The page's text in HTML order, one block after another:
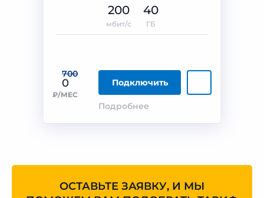
700
0
₽/МЕС
Подключить
Подробнее
200
мбит/с
40
ГБ
ОСТАВЬТЕ ЗАЯВКУ, И МЫ